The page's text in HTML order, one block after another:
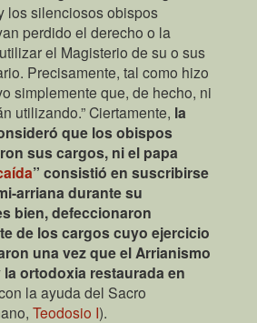
los silenciosos obispos
perdido el derecho o la
el Magisterio de su o sus
Precisamente, tal como hizo
simplemente que, de hecho, ni
utilizando.” Ciertamente, la
que los obispos
sus cargos, ni el papa
” consistió en suscribirse
arriana durante su
bien, defeccionaron
de los cargos cuyo ejercicio
una vez que el Arrianismo
ortodoxia restaurada en
la ayuda del Sacro
Teodosio I).